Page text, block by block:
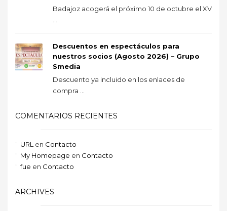
Badajoz acogerá el próximo 10 de octubre el XV
Descuentos en espectáculos para
nuestros socios (Agosto 2026) – Grupo
Smedia
Descuento ya incluido en los enlaces de
compra ...
COMENTARIOS RECIENTES
URL en Contacto
My Homepage en Contacto
fue en Contacto
ARCHIVES